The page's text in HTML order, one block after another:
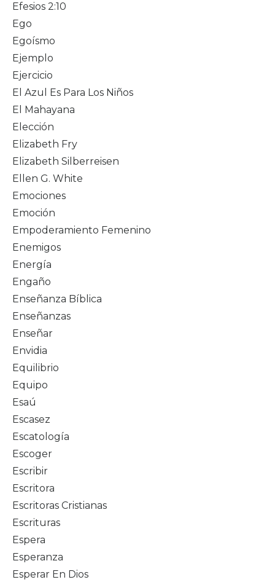
Efesios 2:10
Ego
Egoísmo
Ejemplo
Ejercicio
El Azul Es Para Los Niños
El Mahayana
Elección
Elizabeth Fry
Elizabeth Silberreisen
Ellen G. White
Emociones
Emoción
Empoderamiento Femenino
Enemigos
Energía
Engaño
Enseñanza Bíblica
Enseñanzas
Enseñar
Envidia
Equilibrio
Equipo
Esaú
Escasez
Escatología
Escoger
Escribir
Escritora
Escritoras Cristianas
Escrituras
Espera
Esperanza
Esperar En Dios